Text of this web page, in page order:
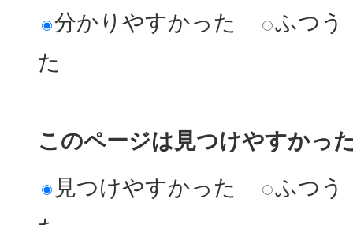
分かりやすかった
ふつう
た
このページは見つけやすかっ
見つけやすかった
ふつう